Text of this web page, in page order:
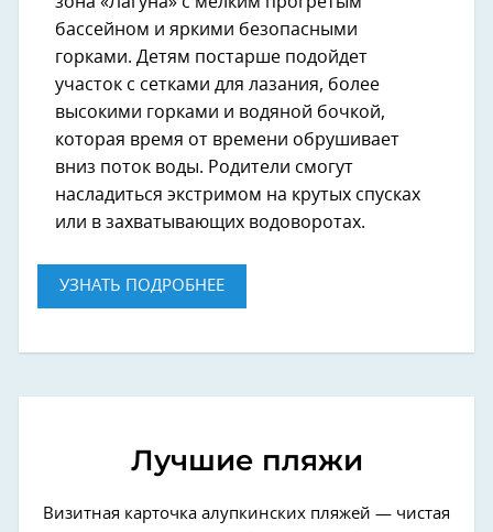
бассейном и яркими безопасными
горками. Детям постарше подойдет
участок с сетками для лазания, более
высокими горками и водяной бочкой,
которая время от времени обрушивает
вниз поток воды. Родители смогут
насладиться экстримом на крутых спусках
или в захватывающих водоворотах.
УЗНАТЬ ПОДРОБНЕЕ
Лучшие пляжи
Визитная карточка алупкинских пляжей — чистая